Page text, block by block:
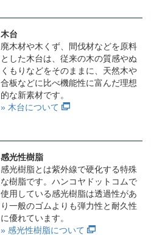
木台
廃木材や木くず、間伐材などを原料
とした木台は、従来の木の質感やぬ
くもりなどをそのままに、天然木や
合板などに比べ機能性に富んだ理想
的な新素材です。
» 木台について
感光性樹脂
感光樹脂とは紫外線で硬化する特殊
な樹脂です。ハンコヤドットコムで
使用している感光樹脂は透過性があ
り一般のゴムよりも弾力性と耐久性
に優れています。
» 感光性樹脂について